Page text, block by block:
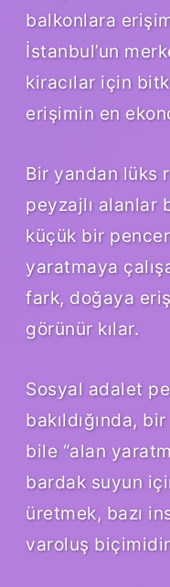
balkonlara
İstanbul’un
kiracılar için
erişimin en
Bir yandan lüks
peyzajlı alanlar
küçük bir
yaratmaya
fark, doğaya
görünür kılar.
Sosyal adalet
bakıldığında,
bile “alan
bardak suyun
üretmek, bazı
varoluş